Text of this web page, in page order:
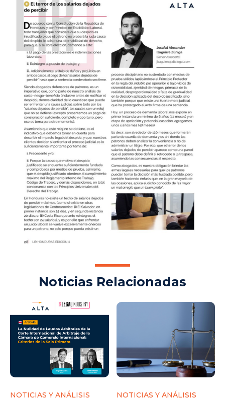
Noticias Relacionadas
NOTICIAS Y ANÁLISIS NOTICIAS Y ANÁLISIS